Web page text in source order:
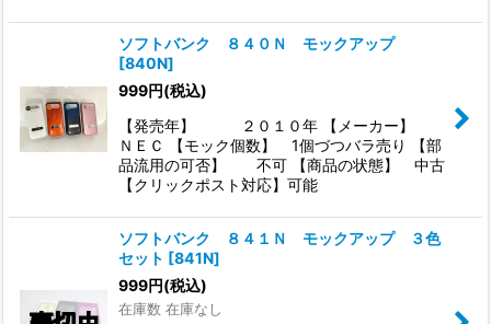
ソフトバンク ８４０Ｎ モックアップ
[840N]
999円(税込)
【発売年】 ２０１０年 【メーカー】
ＮＥＣ 【モック個数】 1個づつバラ売り 【部
品流用の可否】 不可 【商品の状態】 中古
【クリックポスト対応】可能
ソフトバンク ８４１Ｎ モックアップ ３色
セット [841N]
999円(税込)
在庫数 在庫なし